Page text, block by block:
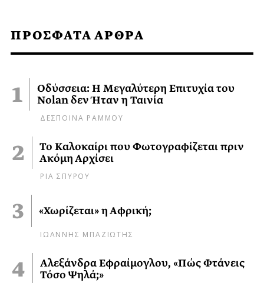
ΠΡΟΣΦΑΤΑ ΑΡΘΡΑ
Οδύσσεια: Η Μεγαλύτερη Επιτυχία του
Nolan δεν Ήταν η Ταινία
ΔΕΣΠΟΙΝΑ ΡΑΜΜΟΥ
Το Καλοκαίρι που Φωτογραφίζεται πριν
Ακόμη Αρχίσει
ΡΙΑ ΣΠΥΡΟΥ
«Χωρίζεται» η Αφρική;
ΙΩΑΝΝΗΣ ΜΠΑΖΙΩΤΗΣ
Αλεξάνδρα Εφραίμογλου, «Πώς Φτάνεις
Τόσο Ψηλά;»